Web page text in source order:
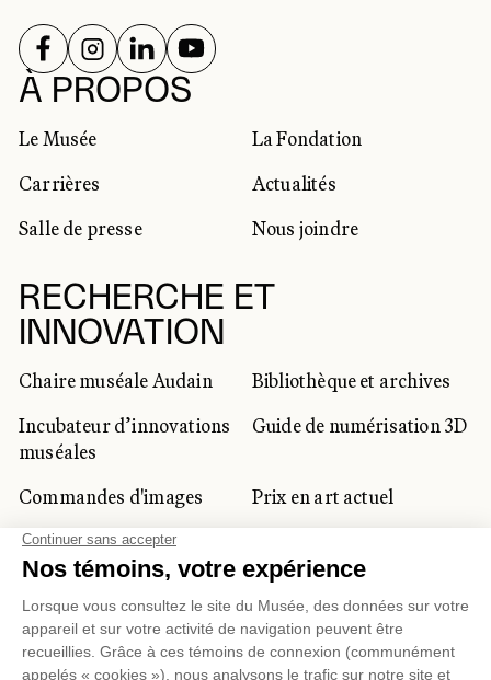
À PROPOS
Le Musée
La Fondation
Carrières
Actualités
Salle de presse
Nous joindre
RECHERCHE ET
INNOVATION
Chaire muséale Audain
Bibliothèque et archives
Incubateur d’innovations
muséales
Guide de numérisation 3D
Commandes d'images
Prix en art actuel
Prix Lynne-Cohen
CLIENTÈLE CORPORATIVE
ET PRIVÉE
RÉSEAUX SOCIAUX
SUIVEZ-NOUS SUR
SUIVEZ-NOUS SUR
SUIVEZ-NOUS SUR
SUIVEZ-NOUS SUR